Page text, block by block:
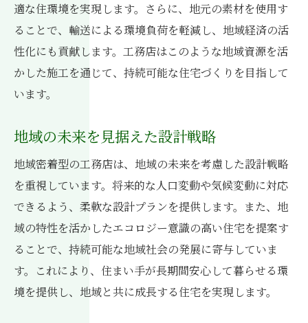
適な住環境を実現します。さらに、地元の素材を使用す
ることで、輸送による環境負荷を軽減し、地域経済の活
性化にも貢献します。工務店はこのような地域資源を活
かした施工を通じて、持続可能な住宅づくりを目指して
います。
地域の未来を見据えた設計戦略
地域密着型の工務店は、地域の未来を考慮した設計戦略
を重視しています。将来的な人口変動や気候変動に対応
できるよう、柔軟な設計プランを提供します。また、地
域の特性を活かしたエコロジー意識の高い住宅を提案す
ることで、持続可能な地域社会の発展に寄与していま
す。これにより、住まい手が長期間安心して暮らせる環
境を提供し、地域と共に成長する住宅を実現します。